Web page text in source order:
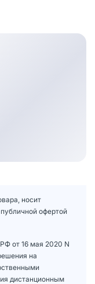
носит
офертой
от 16 мая 2020 N
на
дистанционным